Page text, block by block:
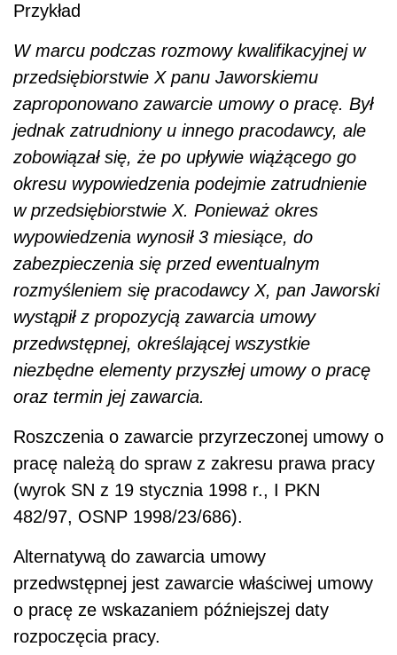
Przykład
W marcu podczas rozmowy kwalifikacyjnej w
przedsiębiorstwie X panu Jaworskiemu
zaproponowano zawarcie umowy o pracę. Był
jednak zatrudniony u innego pracodawcy, ale
zobowiązał się, że po upływie wiążącego go
okresu wypowiedzenia podejmie zatrudnienie
w przedsiębiorstwie X. Ponieważ okres
wypowiedzenia wynosił 3 miesiące, do
zabezpieczenia się przed ewentualnym
rozmyśleniem się pracodawcy X, pan Jaworski
wystąpił z propozycją zawarcia umowy
przedwstępnej, określającej wszystkie
niezbędne elementy przyszłej umowy o pracę
oraz termin jej zawarcia.
Roszczenia o zawarcie przyrzeczonej umowy o
pracę należą do spraw z zakresu prawa pracy
(wyrok SN z 19 stycznia 1998 r., I PKN
482/97, OSNP 1998/23/686).
Alternatywą do zawarcia umowy
przedwstępnej jest zawarcie właściwej umowy
o pracę ze wskazaniem późniejszej daty
rozpoczęcia pracy.